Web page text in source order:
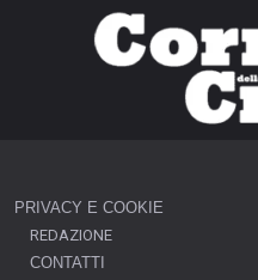
PRIVACY E COOKIE
REDAZIONE
CONTATTI